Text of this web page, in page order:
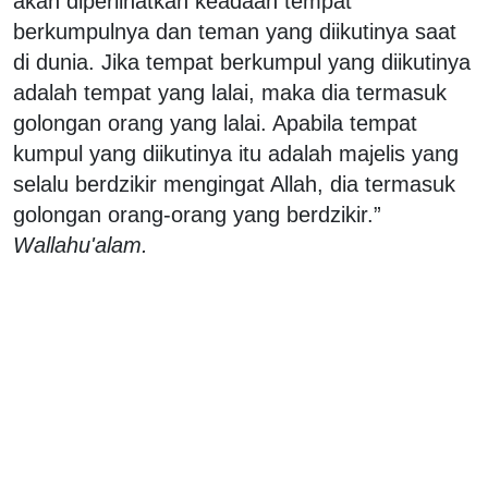
berkumpulnya dan teman yang diikutinya saat
di dunia. Jika tempat berkumpul yang diikutinya
adalah tempat yang lalai, maka dia termasuk
golongan orang yang lalai. Apabila tempat
kumpul yang diikutinya itu adalah majelis yang
selalu berdzikir mengingat Allah, dia termasuk
golongan orang-orang yang berdzikir.”
Wallahu'alam.